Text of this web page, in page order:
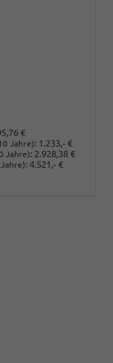
€
Jahre): 1.233,- €
Jahre): 2.928,38 €
: 4.521,- €